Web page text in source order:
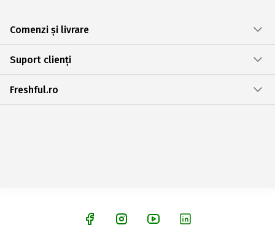
Comenzi și livrare
Suport clienți
Freshful.ro